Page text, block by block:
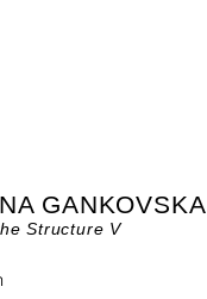
GANKOVSKA
Structure V